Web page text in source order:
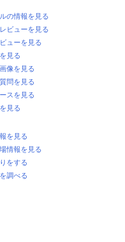
の情報を見る
ビューを見る
ューを見る
見る
像を見る
問を見る
スを見る
見る
を見る
情報を見る
をする
調べる